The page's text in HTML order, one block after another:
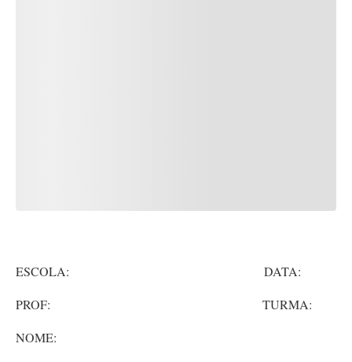
ESCOLA: DATA:
PROF: TURMA:
NOME: